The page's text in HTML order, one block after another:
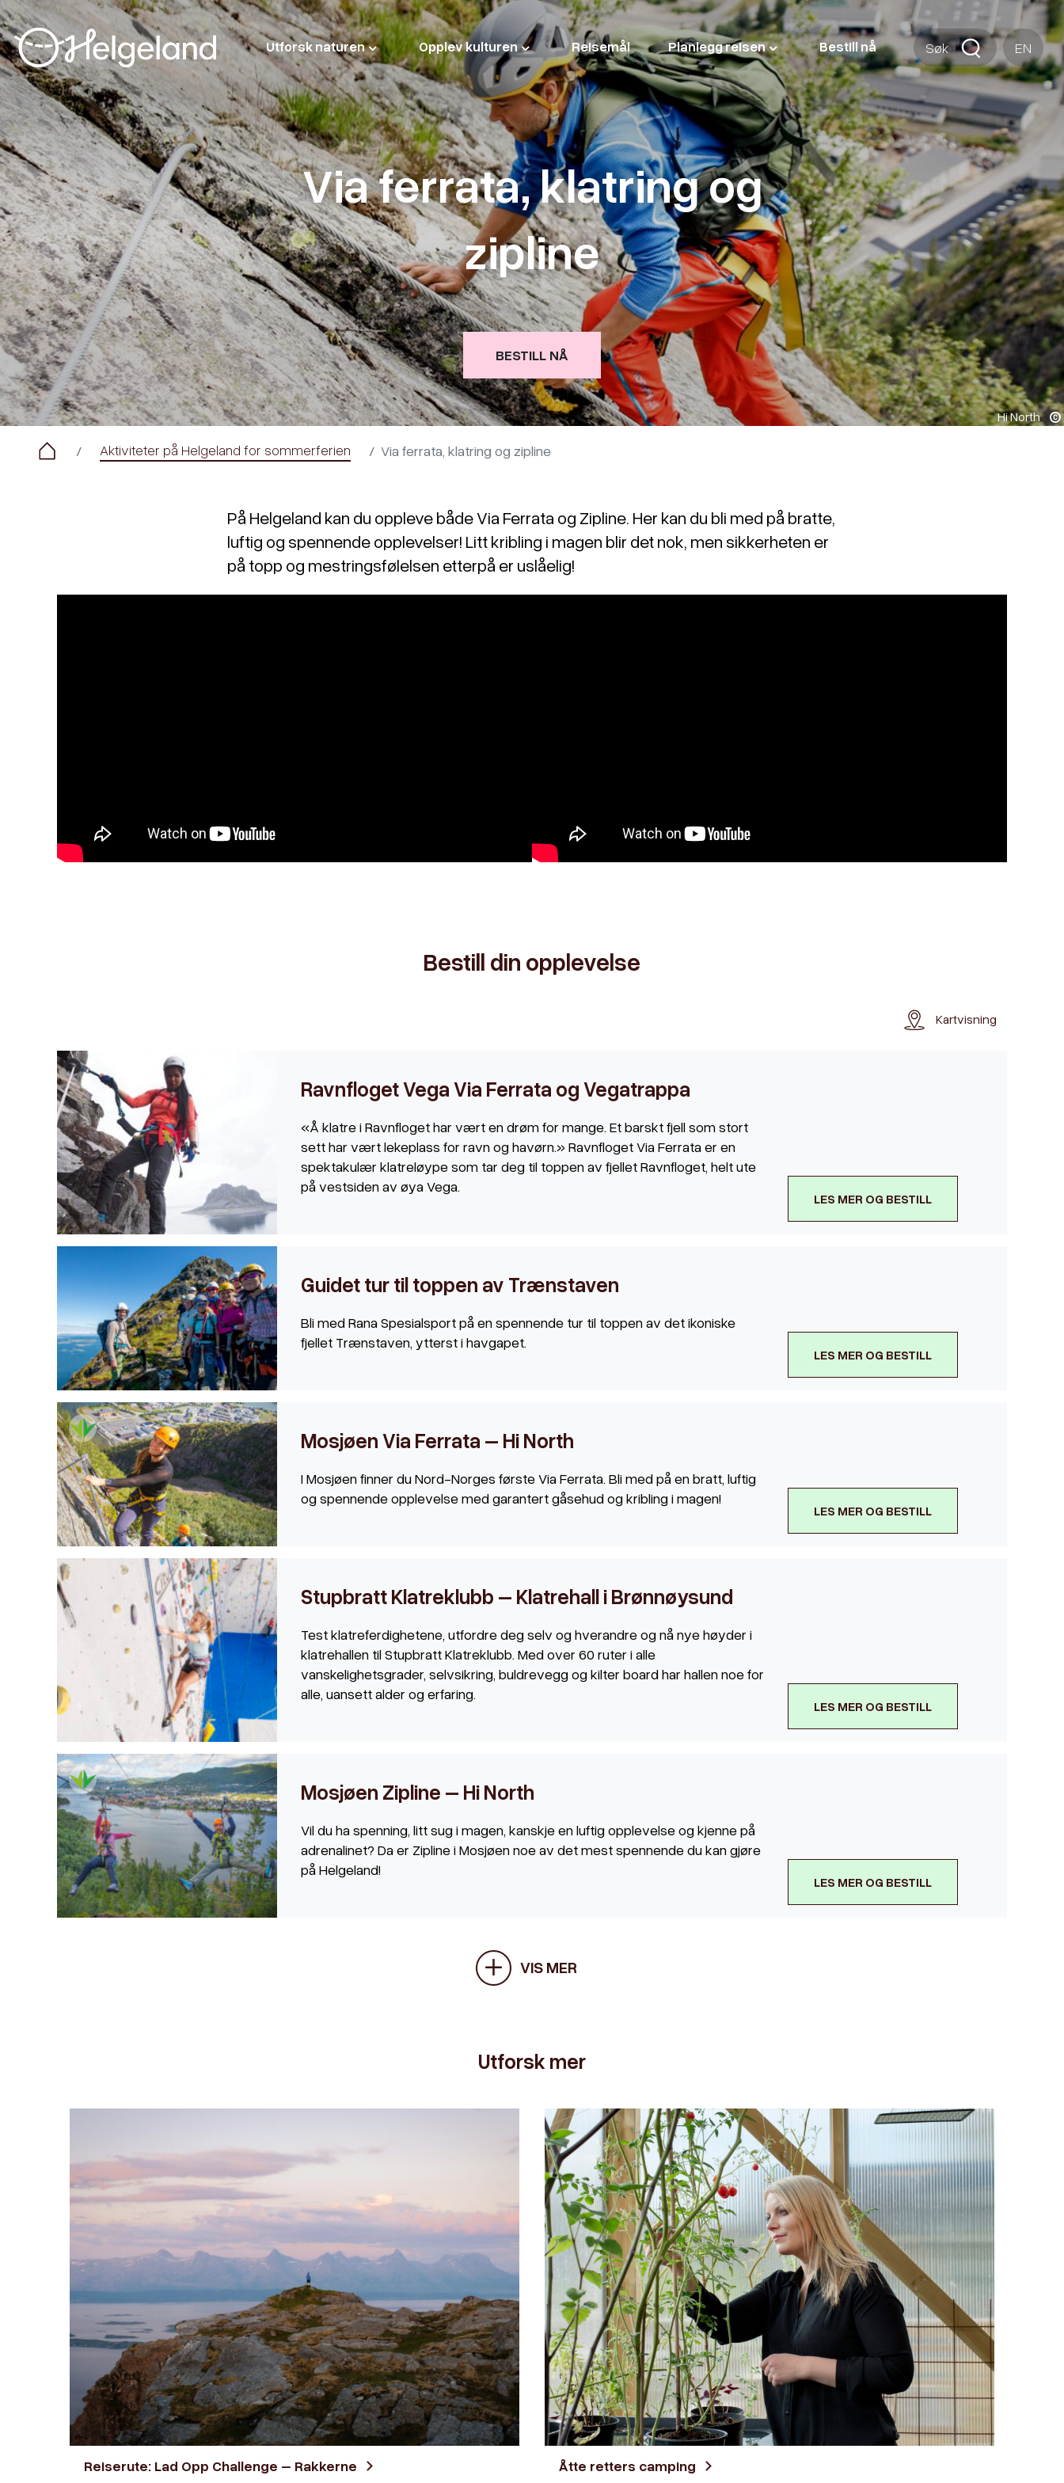
Utforsk naturen Opplev kulturen Reisemål Planlegg reisen Bestill nå Søk EN
Hi North
Via ferrata, klatring og
zipline
BESTILL NÅ
Aktiviteter på Helgeland for sommerferien Via ferrata, klatring og zipline
På Helgeland kan du oppleve både Via Ferrata og Zipline. Her kan du bli med på bratte,
luftig og spennende opplevelser! Litt kribling i magen blir det nok, men sikkerheten er
på topp og mestringsfølelsen etterpå er uslåelig!
Bestill din opplevelse
Kartvisning
Ravnfloget Vega Via Ferrata og Vegatrappa
«Å klatre i Ravnfloget har vært en drøm for mange. Et barskt fjell som stort
sett har vært lekeplass for ravn og havørn.» Ravnfloget Via Ferrata er en
spektakulær klatreløype som tar deg til toppen av fjellet Ravnfloget, helt ute
på vestsiden av øya Vega.
LES MER OG BESTILL
Guidet tur til toppen av Trænstaven
Bli med Rana Spesialsport på en spennende tur til toppen av det ikoniske
fjellet Trænstaven, ytterst i havgapet.
LES MER OG BESTILL
Mosjøen Via Ferrata – Hi North
I Mosjøen finner du Nord-Norges første Via Ferrata. Bli med på en bratt, luftig
og spennende opplevelse med garantert gåsehud og kribling i magen!
LES MER OG BESTILL
Stupbratt Klatreklubb – Klatrehall i Brønnøysund
Test klatreferdighetene, utfordre deg selv og hverandre og nå nye høyder i
klatrehallen til Stupbratt Klatreklubb. Med over 60 ruter i alle
vanskelighetsgrader, selvsikring, buldrevegg og kilter board har hallen noe for
alle, uansett alder og erfaring.
LES MER OG BESTILL
Mosjøen Zipline – Hi North
Vil du ha spenning, litt sug i magen, kanskje en luftig opplevelse og kjenne på
adrenalinet? Da er Zipline i Mosjøen noe av det mest spennende du kan gjøre
på Helgeland!
LES MER OG BESTILL
VIS MER
Utforsk mer
Reiserute: Lad Opp Challenge – Rakkerne Åtte retters camping